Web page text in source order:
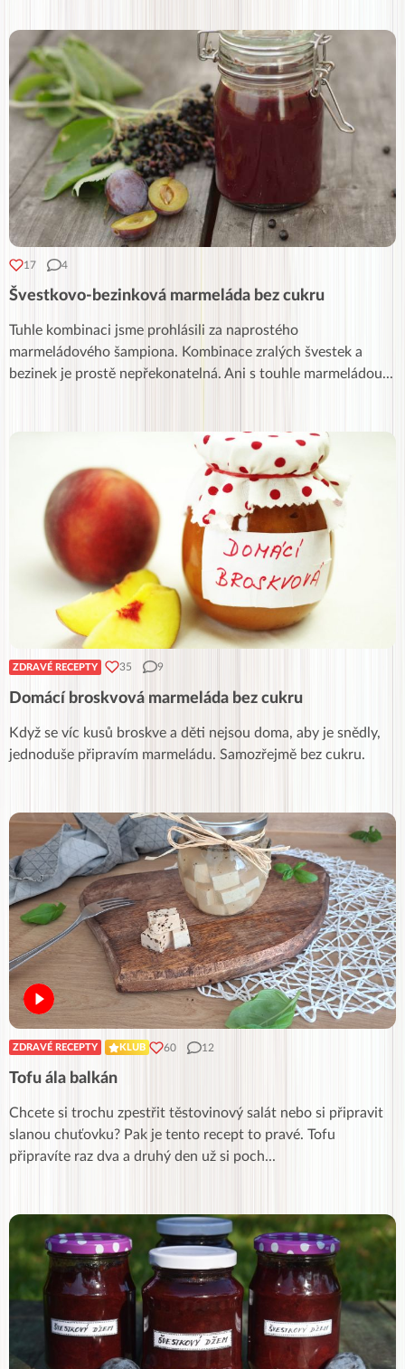
17 4
Švestkovo-bezinková marmeláda bez cukru
Tuhle kombinaci jsme prohlásili za naprostého
marmeládového šampiona. Kombinace zralých švestek a
bezinek je prostě nepřekonatelná. Ani s touhle marmeládou...
ZDRAVÉ RECEPTY 35 9
Domácí broskvová marmeláda bez cukru
Když se víc kusů broskve a děti nejsou doma, aby je snědly,
jednoduše připravím marmeládu. Samozřejmě bez cukru.
ZDRAVÉ RECEPTY KLUB 60 12
Tofu ála balkán
Chcete si trochu zpestřit těstovinový salát nebo si připravit
slanou chuťovku? Pak je tento recept to pravé. Tofu
připravíte raz dva a druhý den už si poch...